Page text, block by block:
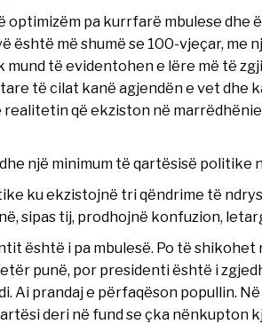
optimizëm pa kurrfarë mbulese
është më shumë se 100-vjeçar, me
mund të evidentohen e lëre më të
të cilat kanë agjendën e vet dhe
që ekziston në
një minimum të qartësisë politike
ku ekzistojnë tri qëndrime të
sipas tij, prodhojnë konfuzion,
është i pa mbulesë. Po të
punë, por presidenti është i
Ai prandaj e përfaqëson popullin.
deri në fund se çka nënkupton